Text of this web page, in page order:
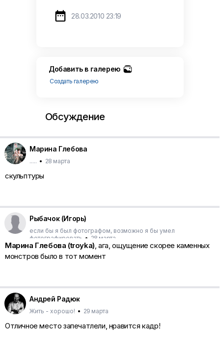
 28.03.2010 23:19
Добавить в галерею
Создать галерею
Обсуждение
Марина Глебова
..... • 28 марта
скульптуры
Рыбачок (Игорь)
если бы я был фотографом, возможно я бы умел
фотографировать • 28 марта
Марина Глебова (troyka), ага, ощущение скорее каменных
монстров было в тот момент
Андрей Радюк
Жить - хорошо! • 29 марта
Отличное место запечатлели, нравится кадр!